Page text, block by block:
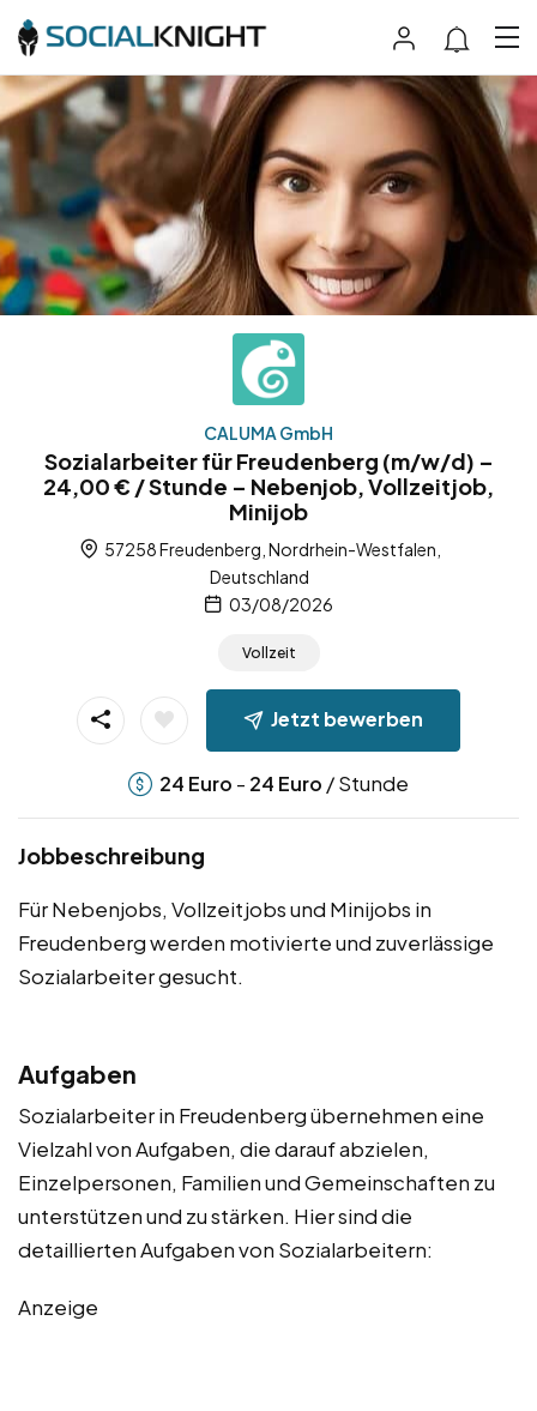
CALUMA GmbH
Sozialarbeiter für Freudenberg (m/w/d) –
24,00 € / Stunde – Nebenjob, Vollzeitjob,
Minijob
57258 Freudenberg, Nordrhein-Westfalen,
Deutschland
03/08/2026
Vollzeit
Jetzt bewerben
24 Euro - 24 Euro / Stunde
Jobbeschreibung
Für Nebenjobs, Vollzeitjobs und Minijobs in
Freudenberg werden motivierte und zuverlässige
Sozialarbeiter gesucht.
Aufgaben
Sozialarbeiter in Freudenberg übernehmen eine
Vielzahl von Aufgaben, die darauf abzielen,
Einzelpersonen, Familien und Gemeinschaften zu
unterstützen und zu stärken. Hier sind die
detaillierten Aufgaben von Sozialarbeitern:
Anzeige